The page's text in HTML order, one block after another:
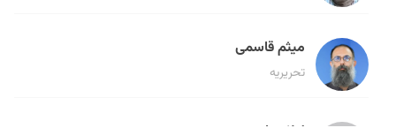
میثم قاسمی
تحریریه